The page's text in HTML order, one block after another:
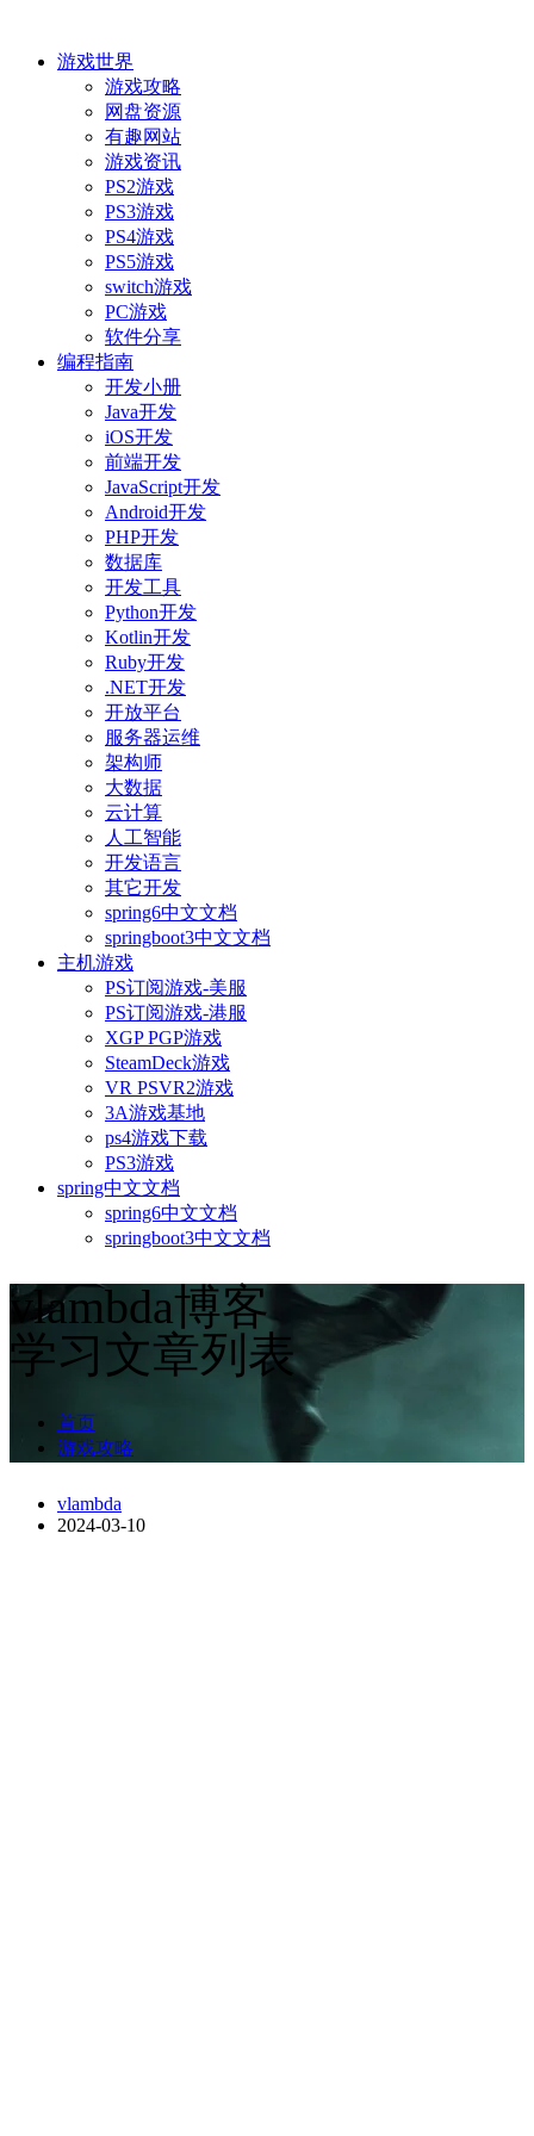
游戏世界
游戏攻略
网盘资源
有趣网站
游戏资讯
PS2游戏
PS3游戏
PS4游戏
PS5游戏
switch游戏
PC游戏
软件分享
编程指南
开发小册
Java开发
iOS开发
前端开发
JavaScript开发
Android开发
PHP开发
数据库
开发工具
Python开发
Kotlin开发
Ruby开发
.NET开发
开放平台
服务器运维
架构师
大数据
云计算
人工智能
开发语言
其它开发
spring6中文文档
springboot3中文文档
主机游戏
PS订阅游戏-美服
PS订阅游戏-港服
XGP PGP游戏
SteamDeck游戏
VR PSVR2游戏
3A游戏基地
ps4游戏下载
PS3游戏
spring中文文档
spring6中文文档
springboot3中文文档
vlambda博客
学习文章列表
首页
游戏攻略
vlambda
2024-03-10